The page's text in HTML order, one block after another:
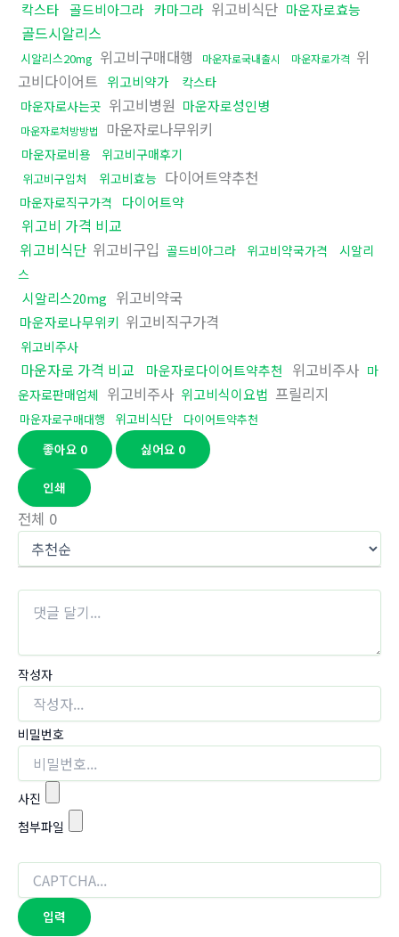
칵스타 골드비아그라 카마그라 위고비식단 마운자로효능
골드시알리스
시알리스20mg 위고비구매대행 마운자로국내출시 마운자로가격 위
고비다이어트 위고비약가
칵스타
마운자로사는곳 위고비병원 마운자로성인병
마운자로처방방법 마운자로나무위키
마운자로비용 위고비구매후기
위고비구입처 위고비효능 다이어트약추천
마운자로직구가격 다이어트약
위고비 가격 비교
위고비식단 위고비구입 골드비아그라 위고비약국가격
시알리
스
시알리스20mg 위고비약국
마운자로나무위키 위고비직구가격
위고비주사
마운자로 가격 비교 마운자로다이어트약추천 위고비주사 마
운자로판매업체 위고비주사 위고비식이요법 프릴리지
마운자로구매대행 위고비식단 다이어트약추천
좋아요 0 싫어요 0
인쇄
전체 0
작성자
비밀번호
사진
첨부파일